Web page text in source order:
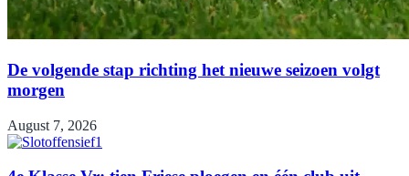
De volgende stap richting het nieuwe seizoen volgt
morgen
August 7, 2026